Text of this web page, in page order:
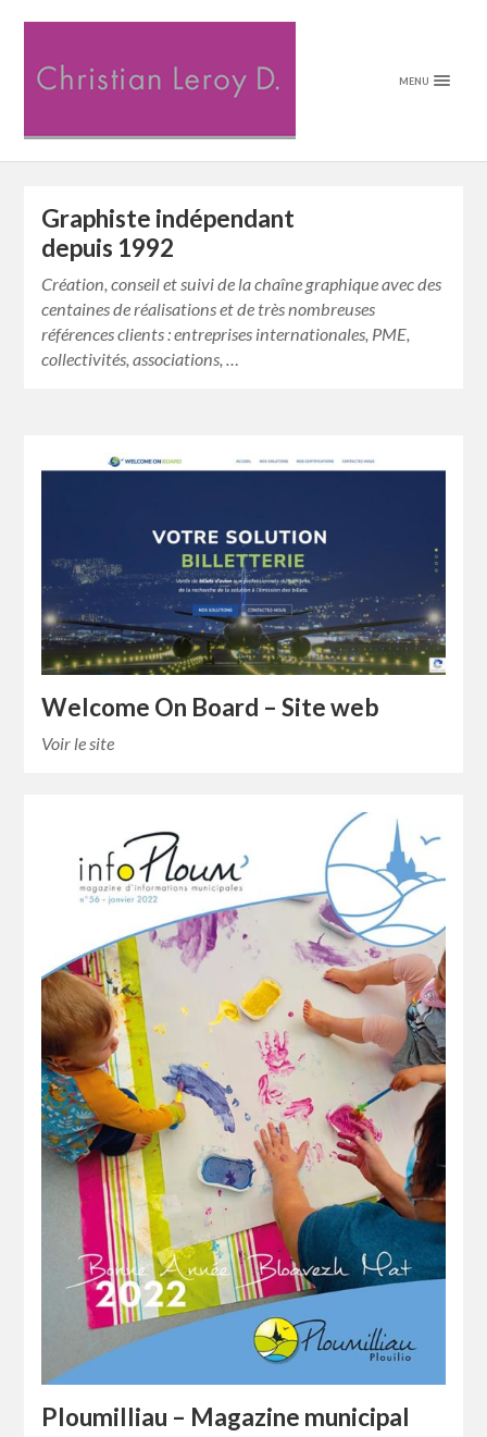
MENU
Graphiste indépendant
depuis 1992
Création, conseil et suivi de la chaîne graphique avec des
centaines de réalisations et de très nombreuses
références clients : entreprises internationales, PME,
collectivités, associations, …
Welcome On Board – Site web
Voir le site
Ploumilliau – Magazine municipal